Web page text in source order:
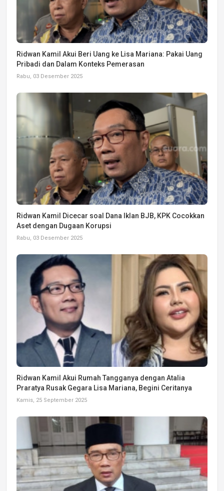
Ridwan Kamil Akui Beri Uang ke Lisa Mariana: Pakai Uang
Pribadi dan Dalam Konteks Pemerasan
Rabu, 03 Desember 2025
Ridwan Kamil Dicecar soal Dana Iklan BJB, KPK Cocokkan
Aset dengan Dugaan Korupsi
Rabu, 03 Desember 2025
Ridwan Kamil Akui Rumah Tangganya dengan Atalia
Praratya Rusak Gegara Lisa Mariana, Begini Ceritanya
Kamis, 25 September 2025